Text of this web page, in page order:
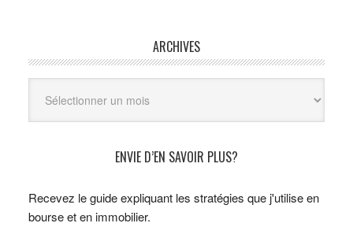
ARCHIVES
ENVIE D’EN SAVOIR PLUS?
Recevez le guide expliquant les stratégies que j'utilise en
bourse et en immobilier.